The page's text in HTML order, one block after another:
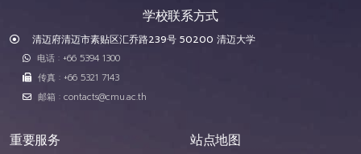
学校联系方式
清迈府清迈市素贴区汇乔路239号 50200 清迈大学
电话 : +66 5394 1300
传真 : +66 5321 7143
邮箱 : contacts@cmu.ac.th
重要服务 站点地图